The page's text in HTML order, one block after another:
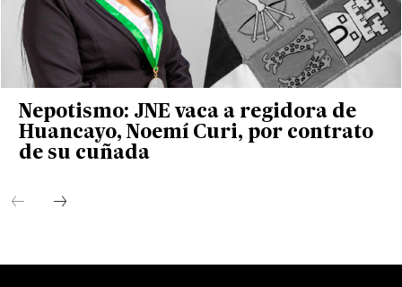
Nepotismo: JNE vaca a regidora de
Huancayo, Noemí Curi, por contrato
de su cuñada